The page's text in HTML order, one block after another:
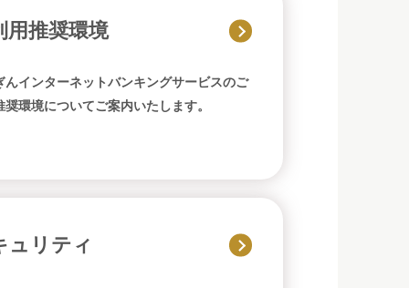
用推奨環境
んインターネットバンキングサービスのご
奨環境についてご案内いたします。
ュリティ